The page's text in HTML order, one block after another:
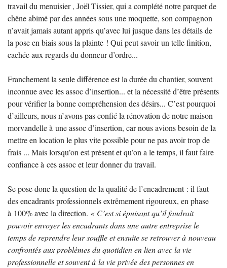
travail du menuisier , Joël Tissier, qui a complété notre parquet de
chêne abimé par des années sous une moquette, son compagnon
n’avait jamais autant appris qu’avec lui jusque dans les détails de
la pose en biais sous la plainte ! Qui peut savoir un telle finition,
cachée aux regards du donneur d’ordre...
Franchement la seule différence est la durée du chantier, souvent
inconnue avec les assoc d’insertion... et la nécessité d’être présents
pour vérifier la bonne compréhension des désirs... C’est pourquoi
d’ailleurs, nous n’avons pas confié la rénovation de notre maison
morvandelle à une assoc d’insertion, car nous avions besoin de la
mettre en location le plus vite possible pour ne pas avoir trop de
frais ... Mais lorsqu’on est présent et qu’on a le temps, il faut faire
confiance à ces assoc et leur donner du travail.
Se pose donc la question de la qualité de l’encadrement : il faut
des encadrants professionnels extrêmement rigoureux, en phase
à 100% avec la direction. « C’est si épuisant qu’il faudrait
pouvoir envoyer les encadrants dans une autre entreprise le
temps de reprendre leur souffle et ensuite se retrouver à nouveau
confrontés aux problèmes du quotidien en lien avec la vie
professionnelle et souvent à la vie privée des personnes en